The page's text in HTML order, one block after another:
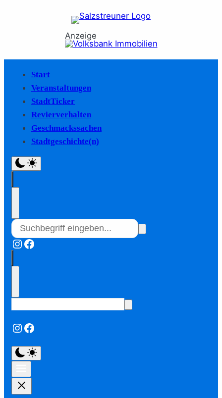
Anzeige
Start
Veranstaltungen
StadtTicker
Revierverhalten
Geschmackssachen
Stadtgeschichte(n)
Instagram
Facebook
Instagram
Facebook